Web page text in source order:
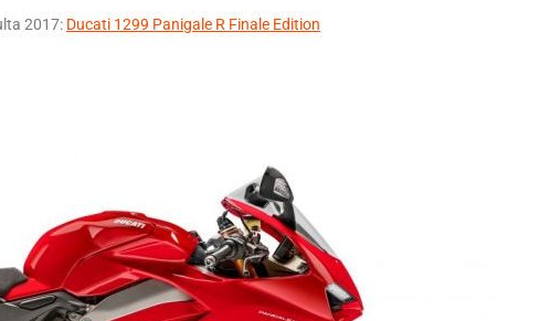
2017: Ducati 1299 Panigale R Finale Edition